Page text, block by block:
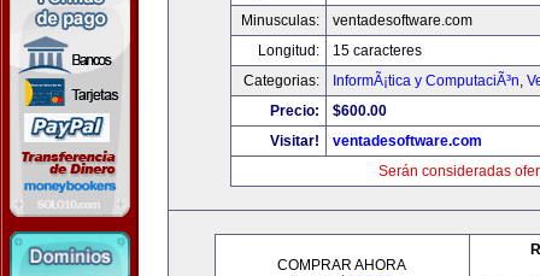
Minusculas:
ventadesoftware.com
Longitud:
15 caracteres
Categorias:
InformÃ¡tica y ComputaciÃ³n,
Precio:
$600.00
Visitar!
ventadesoftware.com
Serán consideradas
COMPRAR AHORA